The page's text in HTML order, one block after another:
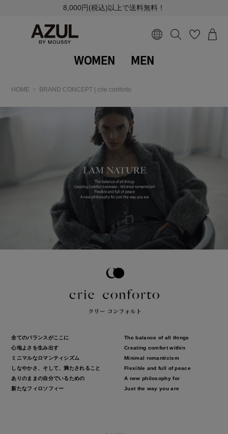
8,000円(税込)以上で送料無料！
WOMEN MEN
HOME BRAND CONCEPT | crie conforto
全てのバランスがここに
心地よさを生み出す
ミニマルなロマンティシズム
しなやかさ、そして、満たされること
ありのままの自分でいるための
新たなフィロソフィー
The balance of all things
Creating comfort within
Minimal romanticism
Flexible and full of peace
A new philosophy for
Just the way you are